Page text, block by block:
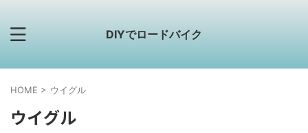
DIYでロードバイク
HOME > ウイグル
ウイグル